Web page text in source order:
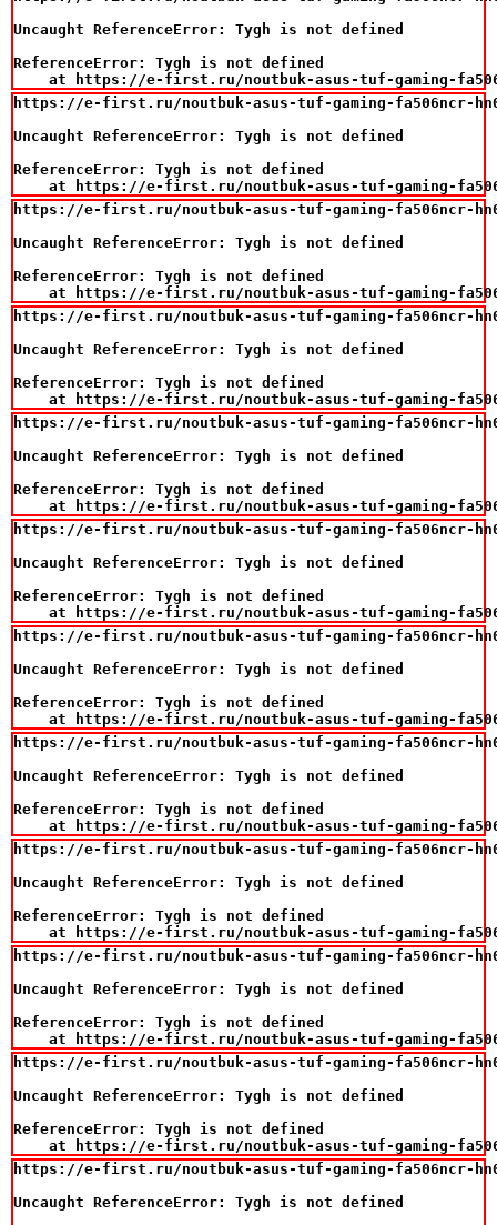
Uncaught ReferenceError: Tygh is not defined
ReferenceError: Tygh is not defined
at https://e-first.ru/noutbuk-asus-tuf-gaming-
https://e-first.ru/noutbuk-asus-tuf-gaming-fa506ncr-
Uncaught ReferenceError: Tygh is not defined
ReferenceError: Tygh is not defined
at https://e-first.ru/noutbuk-asus-tuf-gaming-
https://e-first.ru/noutbuk-asus-tuf-gaming-fa506ncr-
Uncaught ReferenceError: Tygh is not defined
ReferenceError: Tygh is not defined
at https://e-first.ru/noutbuk-asus-tuf-gaming-
https://e-first.ru/noutbuk-asus-tuf-gaming-fa506ncr-
Uncaught ReferenceError: Tygh is not defined
ReferenceError: Tygh is not defined
at https://e-first.ru/noutbuk-asus-tuf-gaming-
https://e-first.ru/noutbuk-asus-tuf-gaming-fa506ncr-
Uncaught ReferenceError: Tygh is not defined
ReferenceError: Tygh is not defined
at https://e-first.ru/noutbuk-asus-tuf-gaming-
https://e-first.ru/noutbuk-asus-tuf-gaming-fa506ncr-
Uncaught ReferenceError: Tygh is not defined
ReferenceError: Tygh is not defined
at https://e-first.ru/noutbuk-asus-tuf-gaming-
https://e-first.ru/noutbuk-asus-tuf-gaming-fa506ncr-
Uncaught ReferenceError: Tygh is not defined
ReferenceError: Tygh is not defined
at https://e-first.ru/noutbuk-asus-tuf-gaming-
https://e-first.ru/noutbuk-asus-tuf-gaming-fa506ncr-
Uncaught ReferenceError: Tygh is not defined
ReferenceError: Tygh is not defined
at https://e-first.ru/noutbuk-asus-tuf-gaming-
https://e-first.ru/noutbuk-asus-tuf-gaming-fa506ncr-
Uncaught ReferenceError: Tygh is not defined
ReferenceError: Tygh is not defined
at https://e-first.ru/noutbuk-asus-tuf-gaming-
https://e-first.ru/noutbuk-asus-tuf-gaming-fa506ncr-
Uncaught ReferenceError: Tygh is not defined
ReferenceError: Tygh is not defined
at https://e-first.ru/noutbuk-asus-tuf-gaming-
https://e-first.ru/noutbuk-asus-tuf-gaming-fa506ncr-
Uncaught ReferenceError: Tygh is not defined
ReferenceError: Tygh is not defined
at https://e-first.ru/noutbuk-asus-tuf-gaming-
https://e-first.ru/noutbuk-asus-tuf-gaming-fa506ncr-
Uncaught ReferenceError: Tygh is not defined